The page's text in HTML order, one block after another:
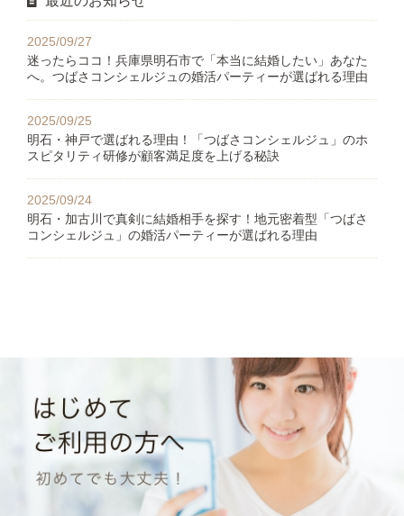
2025/09/27
迷ったらココ！兵庫県明石市で「本当に結婚したい」あなた
へ。つばさコンシェルジュの婚活パーティーが選ばれる理由
2025/09/25
明石・神戸で選ばれる理由！「つばさコンシェルジュ」のホ
スピタリティ研修が顧客満足度を上げる秘訣
2025/09/24
明石・加古川で真剣に結婚相手を探す！地元密着型「つばさ
コンシェルジュ」の婚活パーティーが選ばれる理由